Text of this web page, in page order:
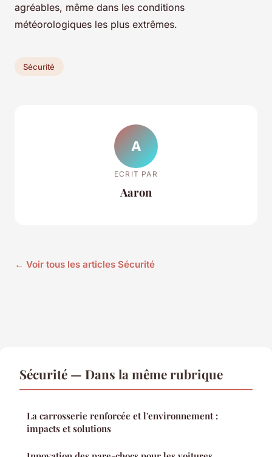
agréables, même dans les conditions
météorologiques les plus extrêmes.
Sécurité
A
ECRIT PAR
Aaron
← Voir tous les articles Sécurité
Sécurité — Dans la même rubrique
La carrosserie renforcée et l'environnement :
impacts et solutions